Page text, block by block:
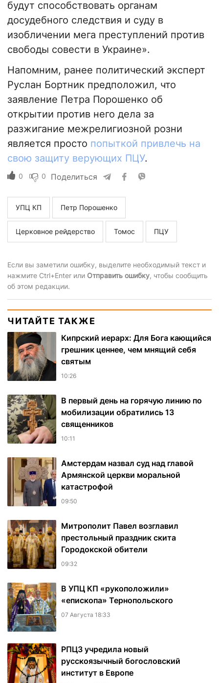
будут способствовать органам
досудебного следствия и суду в
изобличении мега преступлений против
свободы совести в Украине».
Напомним, ранее политический эксперт
Руслан Бортник предположил, что
заявление Петра Порошенко об
открытии против него дела за
разжигание межрелигиозной розни
является просто попыткой привлечь на
свою защиту верующих ПЦУ.
0 0 Поделиться
УПЦ КП Петр Порошенко
Церковное рейдерство Томос ПЦУ
Если вы заметили ошибку, выделите необходимый текст и
нажмите Ctrl+Enter или Отправить ошибку, чтобы сообщить
об этом редакции.
ЧИТАЙТЕ ТАКЖЕ
Кипрский иерарх: Для Бога кающийся
грешник ценнее, чем мнящий себя
святым
10:26
В первый день на горячую линию по
мобилизации обратились 13
священников
10:11
Амстердам назвал суд над главой
Армянской церкви моральной
катастрофой
09:50
Митрополит Павел возглавил
престольный праздник скита
Городокской обители
09:32
В УПЦ КП «рукоположили»
«епископа» Тернопольского
07 Августа 18:33
РПЦЗ учредила новый
русскоязычный богословский
институт в Европе